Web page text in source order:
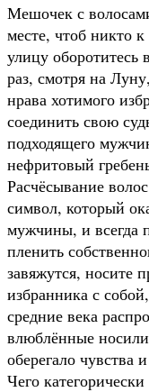
Мешочек с
месте, чтоб никто
улицу оборотитесь
раз, смотря на
нрава хотимого
соединить свою
подходящего
нефритовый
Расчёсывание
символ, который
мужчины, и всегда
пленить
завяжутся, носите
избранника с
средние века
влюблённые
оберегало чувства
Чего